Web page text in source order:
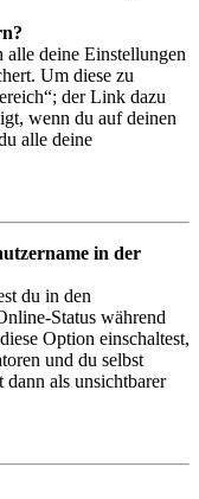
alle deine Einstellungen
Um diese zu
der Link dazu
wenn du auf deinen
alle deine
in der
du in den
Status während
Option einschaltest,
und du selbst
als unsichtbarer